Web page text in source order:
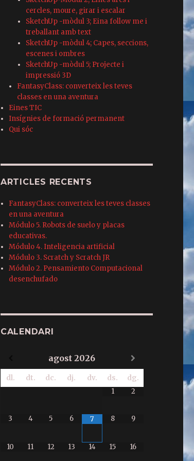
cercles, moure, girar i escalar
SketchUp -mòdul 3; Eina follow me i
treballant amb text
SketchUp -mòdul 4; Capes, seccions,
escenes i ombres
SketchUp -mòdul 5; Projecte i
impressió 3D
FantasyClass: converteix les teves
classes en una aventura
Eines TIC
Insígnies de formació permanent
Qui sóc
ARTICLES RECENTS
FantasyClass: converteix les teves classes
en una aventura
Módulo 5. Robots de suelo y placas
educativas.
Módulo 4. Inteligencia artificial
Módulo 3. Scratch y Scratch JR
Módulo 2. Pensamiento Computacional
desenchufado
CALENDARI
agost 2026
dl. dt. dc. dj. dv. ds.
dg.
1
2
3 4 5 6 7 8 9
10 11 12 13 14 15 16